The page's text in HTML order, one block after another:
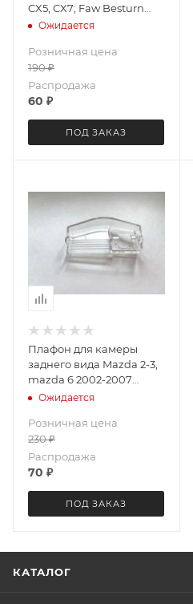
CX5, CX7; Faw Besturn
B50, X80 (LED) LeTrun
Ожидается
Розничная цена
190₽
Распродажа
60 ₽
ПОД ЗАКАЗ
Плафон для камеры
заднего вида Mazda 2-3,
mazda 6 2002-2007
LeTrun 3680
Ожидается
Розничная цена
230₽
Распродажа
70 ₽
ПОД ЗАКАЗ
КАТАЛОГ